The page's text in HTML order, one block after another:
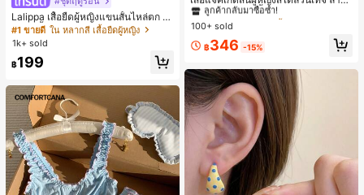
Lalippa เสื้อยืดผู้หญิงแขนสั้นไหล่ตก ค
อวีปกเสื้อ ลายพิมพ์ดิจิทัลลายทาง สไตล์
สปอร์ตแฟชั่นมินิมอล ของขวัญสำหรับเ
#1 ขายดี ใน หลากสี เสื้อยืดผู้หญิง
1k+ sold
฿199
ดขนาดใหญ่ คอตั้ง เอวเข้ารูป แขนพอง
ทรงหลวม แฟชั่นอเนกประสงค์ สำหรับใ
#1 ขายดี ใน กระเป๋า เสื้อคลุมลำลอง
ลูกค้ากลับมาซื้อซ้ำ!
#1 ขายดี ใน กระเป๋า เสื้อคลุมลำลอง
ลูกค้ากลับมาซื้อซ้ำ!
#1 ขายดี ใน กระเป๋า เสื้อคลุมลำลอง
100+ sold
฿346 -15%